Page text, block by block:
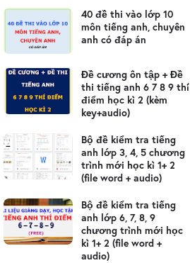
40 đề thi vào lớp 10
môn tiếng anh, chuyên
anh có đáp án
Đề cương ôn tập + Đề
thi tiếng anh 6 7 8 9 thí
điểm học kì 2 (kèm
key+audio)
Bộ đề kiểm tra tiếng
anh lớp 3, 4, 5 chương
trình mới học kì 1+ 2
(file word + audio)
Bộ đề kiểm tra tiếng
anh lớp 6, 7, 8, 9
chương trình mới học
kì 1+ 2 (file word +
audio)